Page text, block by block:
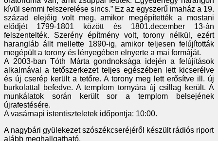
kívül semmi felszerelése sincs.” Ez az egyszerű imaház a 19.
század elejéig volt meg, amikor megépítették a mostani
elődjét 1799-1801 között és 1801.december 13-án
felszentelték. Szerény építmény volt, torony nélkül, ezért
harangláb állt mellette 1890-ig, amikor teljesen felújították
megépült a torony és lényegében elnyerte a mai formáját.
A 2003-ban Tóth Márta gondnoksága idején a felújítások
alkalmával a tetőszerkezet teljes egészében lett kicserélve
és új cserép került a tetőre. A torony meg lett erősítve ill. új
burkolattal befedve. A templom tornyára új csillag került. A
munkálatok során került sor a templom belsejének
újrafestésére.
A vasárnapi istentiszteletek időpontja: 10:00.
A nagybári gyülekezet szószékcseréjéről készült rádiós riport
alább meghallgatható.